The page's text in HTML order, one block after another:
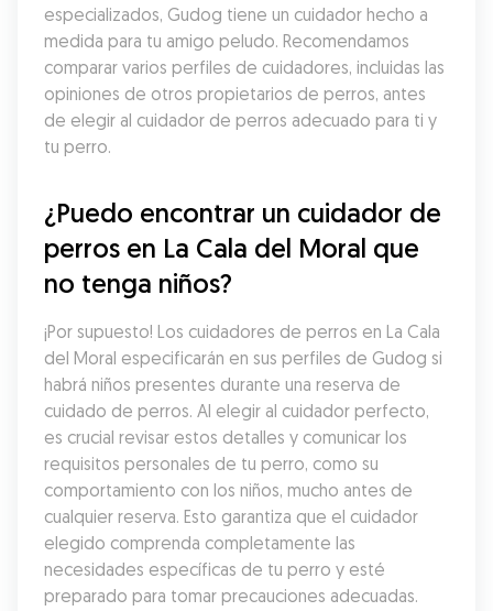
especializados, Gudog tiene un cuidador hecho a
medida para tu amigo peludo. Recomendamos
comparar varios perfiles de cuidadores, incluidas las
opiniones de otros propietarios de perros, antes
de elegir al cuidador de perros adecuado para ti y
tu perro.
¿Puedo encontrar un cuidador de
perros en La Cala del Moral que
no tenga niños?
¡Por supuesto! Los cuidadores de perros en La Cala
del Moral especificarán en sus perfiles de Gudog si
habrá niños presentes durante una reserva de
cuidado de perros. Al elegir al cuidador perfecto,
es crucial revisar estos detalles y comunicar los
requisitos personales de tu perro, como su
comportamiento con los niños, mucho antes de
cualquier reserva. Esto garantiza que el cuidador
elegido comprenda completamente las
necesidades específicas de tu perro y esté
preparado para tomar precauciones adecuadas.